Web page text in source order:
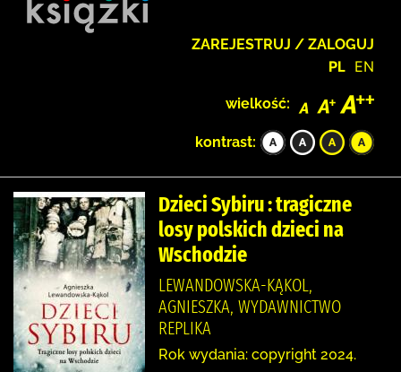
ZAREJESTRUJ / ZALOGUJ
PL EN
wielkość:
kontrast:
Dzieci Sybiru : tragiczne
losy polskich dzieci na
Wschodzie
LEWANDOWSKA-KĄKOL,
AGNIESZKA, WYDAWNICTWO
REPLIKA
Rok wydania: copyright 2024.